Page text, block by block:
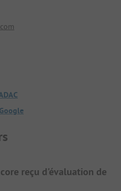
reçu d'évaluation de